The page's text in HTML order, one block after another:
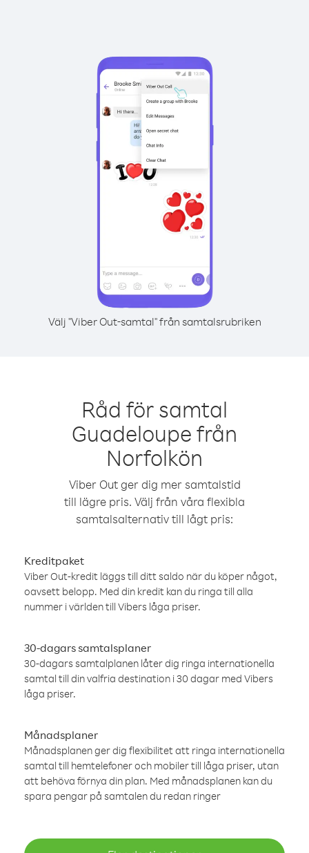
Välj "Viber Out-samtal" från samtalsrubriken
Råd för samtal
Guadeloupe från
Norfolkön
Viber Out ger dig mer samtalstid
till lägre pris. Välj från våra flexibla
samtalsalternativ till lågt pris:
Kreditpaket
Viber Out-kredit läggs till ditt saldo när du köper något,
oavsett belopp. Med din kredit kan du ringa till alla
nummer i världen till Vibers låga priser.
30-dagars samtalsplaner
30-dagars samtalplanen låter dig ringa internationella
samtal till din valfria destination i 30 dagar med Vibers
låga priser.
Månadsplaner
Månadsplanen ger dig flexibilitet att ringa internationella
samtal till hemtelefoner och mobiler till låga priser, utan
att behöva förnya din plan. Med månadsplanen kan du
spara pengar på samtalen du redan ringer